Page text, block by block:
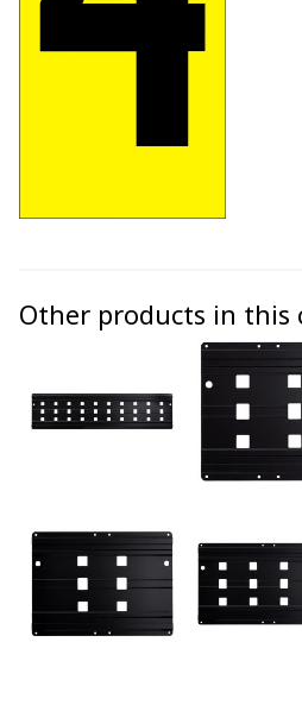
Other products in this